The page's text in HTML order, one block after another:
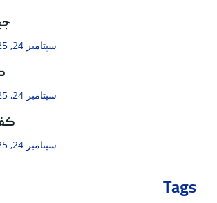
سپتامبر 24, 2025
سپتامبر 24, 2025
سپتامبر 24, 2025
Tags